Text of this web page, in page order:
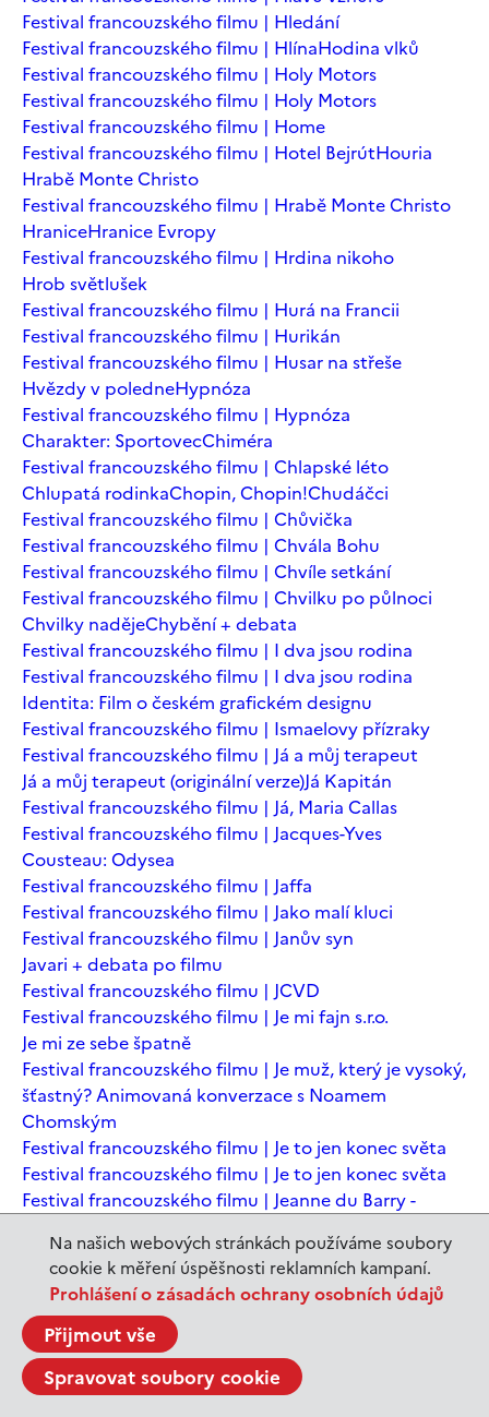
Na našich webových stránkách používáme soubory
cookie k měření úspěšnosti reklamních kampaní.
Prohlášení o zásadách ochrany osobních údajů
Přijmout vše
Spravovat soubory cookie
Festival francouzského filmu | Hledání
Festival francouzského filmu | HlínaHodina vlků
Festival francouzského filmu | Holy Motors
Festival francouzského filmu | Holy Motors
Festival francouzského filmu | Home
Festival francouzského filmu | Hotel BejrútHouria
Hrabě Monte Christo
Festival francouzského filmu | Hrabě Monte Christo
HraniceHranice Evropy
Festival francouzského filmu | Hrdina nikoho
Hrob světlušek
Festival francouzského filmu | Hurá na Francii
Festival francouzského filmu | Hurikán
Festival francouzského filmu | Husar na střeše
Hvězdy v poledneHypnóza
Festival francouzského filmu | Hypnóza
Charakter: SportovecChiméra
Festival francouzského filmu | Chlapské léto
Chlupatá rodinkaChopin, Chopin!Chudáčci
Festival francouzského filmu | Chůvička
Festival francouzského filmu | Chvála Bohu
Festival francouzského filmu | Chvíle setkání
Festival francouzského filmu | Chvilku po půlnoci
Chvilky nadějeChybění + debata
Festival francouzského filmu | I dva jsou rodina
Festival francouzského filmu | I dva jsou rodina
Identita: Film o českém grafickém designu
Festival francouzského filmu | Ismaelovy přízraky
Festival francouzského filmu | Já a můj terapeut
Já a můj terapeut (originální verze)Já Kapitán
Festival francouzského filmu | Já, Maria Callas
Festival francouzského filmu | Jacques-Yves
Cousteau: Odysea
Festival francouzského filmu | Jaffa
Festival francouzského filmu | Jako malí kluci
Festival francouzského filmu | Janův syn
Javari + debata po filmu
Festival francouzského filmu | JCVD
Festival francouzského filmu | Je mi fajn s.r.o.
Je mi ze sebe špatně
Festival francouzského filmu | Je muž, který je vysoký,
šťastný? Animovaná konverzace s Noamem
Chomským
Festival francouzského filmu | Je to jen konec světa
Festival francouzského filmu | Je to jen konec světa
Festival francouzského filmu | Jeanne du Barry -
Jeanne du Barry – Králova milenka
JEDEN SVĚT | Alláh není povinen
JEDEN SVĚT | Až mě zabásnou
JEDEN SVĚT | Carmela a ti, co prochází
JEDEN SVĚT | Dítě prachu
JEDEN SVĚT | Drobná nehoda